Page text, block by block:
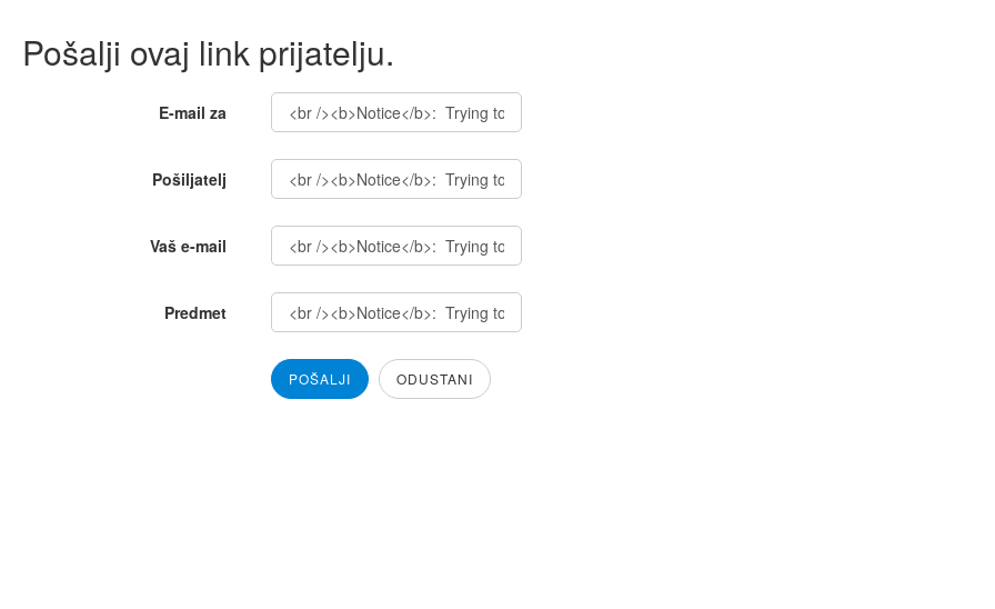
Pošalji ovaj link prijatelju.
E-mail za
Pošiljatelj
Vaš e-mail
Predmet
POŠALJI ODUSTANI